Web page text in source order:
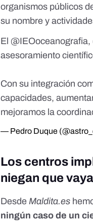
organismos públicos
su nombre y
El @IEOoceanografia,
asesoramiento
Con su integración
capacidades,
mejoramos la
— Pedro Duque
Los centros
niegan que
DesdeMaldita.es
ningún caso de un